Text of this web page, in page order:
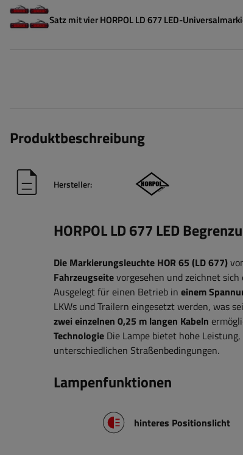
Satz mit vier HORPOL LD 677 LED-
Produktbeschreibung
Hersteller:
HORPOL LD 677 LED
Die Markierungsleuchte HOR 65 (LD 677)
Fahrzeugseitevorgesehen und zeichnet
Ausgelegt für einen Betrieb in einem
LKWs und Trailern eingesetzt werden, was
zwei einzelnen 0,25 m langen Kabeln
Technologie Die Lampe bietet hohe
unterschiedlichen Straßenbedingungen.
Lampenfunktionen
hinteres Positionslicht